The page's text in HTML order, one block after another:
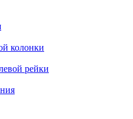
колонки
рейки